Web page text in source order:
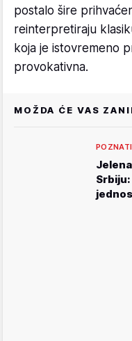
postalo šire
reinterpretiraju
koja je istovremeno
provokativna.
MOŽDA ĆE VAS
POZNATI